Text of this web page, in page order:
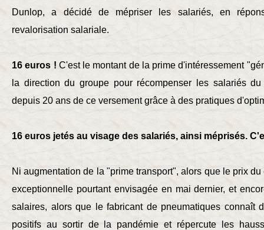
Dunlop, a décidé de mépriser les salariés, en
revalorisation salariale.
16 euros ! C'est le montant de la prime d'intéressement
la direction du groupe pour récompenser les salariés
depuis 20 ans de ce versement grâce à des pratiques
16 euros jetés au visage des salariés, ainsi méprisés.
Ni augmentation de la "prime transport", alors que le prix
exceptionnelle pourtant envisagée en mai dernier, et
salaires, alors que le fabricant de pneumatiques connaît
positifs au sortir de la pandémie et répercute les